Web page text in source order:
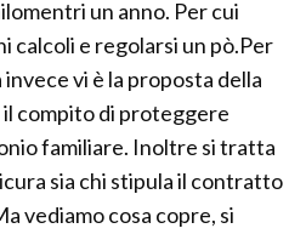
un anno. Per cui
calcoli e regolarsi un pò.Per
vi è la proposta della
il compito di proteggere
familiare. Inoltre si tratta
sia chi stipula il contratto
vediamo cosa copre, si